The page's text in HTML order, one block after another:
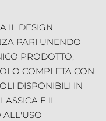
IL DESIGN
PARI UNENDO
PRODOTTO,
COMPLETA CON
DISPONIBILI IN
E IL
ALL'USO